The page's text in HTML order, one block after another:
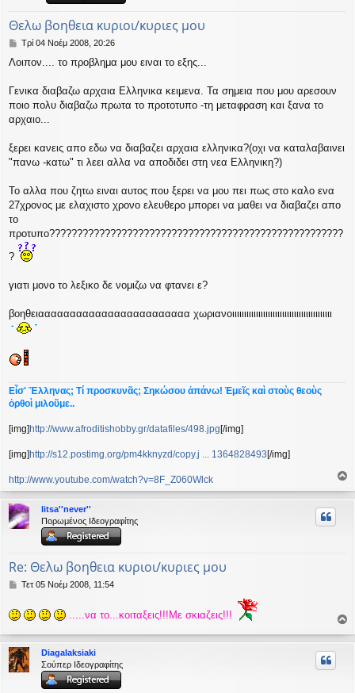
Θελω βοηθεια κυριοι/κυριες μου
Δ
μ
σ
ί
υ
η
Τρί 04 Νοέμ 2008, 20:26
Λοιπον.... το προβλημα μου ειναι το εξης...
Γενικα διαβαζω αρχαια Ελληνικα κειμενα. Τα σημεια που μου αρεσουν
ποιο πολυ διαβαζω πρωτα το προτοτυπο -τη μεταφραση και ξανα το
αρχαιο...
ξερει κανεις απο εδω να διαβαζει αρχαια ελληνικα?(οχι να καταλαβαινει
"πανω -κατω" τι λεει αλλα να αποδιδει στη νεα Ελληνικη?)
Το αλλα που ζητω ειναι αυτος που ξερει να μου πει πως στο καλο ενα
27χρονος με ελαχιστο χρονο ελευθερο μπορει να μαθει να διαβαζει απο
το
προτυπο?????????????????????????????????????????????????????
?
γιατι μονο το λεξικο δε νομιζω να φτανει ε?
βοηθειαααααααααααααααααααααααα χωριανοιιιιιιιιιιιιιιιιιιιιιιιιιιιιιιιιιιιιιιιιιι
Εἶσ' Ἕλληνας; Τί προσκυνᾶς; Σηκώσου ἀπάνω! Ἐμεῖς καὶ στοὺς θεοὺς
ὀρθοὶ μιλοῦμε..
[img] http://www.afroditishobby.gr/datafiles/498.jpg [/img]
[img] http://s12.postimg.org/pm4kknyzd/copy.j ... 1364828493 [/img]
http://www.youtube.com/watch?v=8F_Z060Wlck
ο
ρ
litsa''never''
Πορωμένος Ιδεογραφίτης
Re: Θελω βοηθεια κυριοι/κυριες μου
Δ
ο
ί
ε
υ
Τετ 05 Νοέμ 2008, 11:54
.....να το...κοιταξεις!!!Με σκιαζεις!!!
ρ
Diagalaksiaki
Σούπερ Ιδεογραφίτης